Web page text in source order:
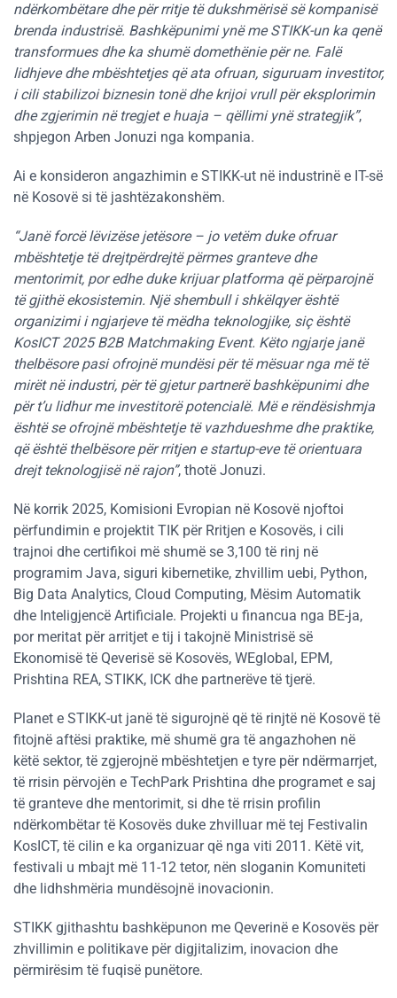
ndërkombëtare dhe për rritje të dukshmërisë së kompanisë
brenda industrisë. Bashkëpunimi ynë me STIKK-un ka qenë
transformues dhe ka shumë domethënie për ne. Falë
lidhjeve dhe mbështetjes që ata ofruan, siguruam investitor,
i cili stabilizoi biznesin tonë dhe krijoi vrull për eksplorimin
dhe zgjerimin në tregjet e huaja – qëllimi ynë strategjik”,
shpjegon Arben Jonuzi nga kompania.
Ai e konsideron angazhimin e STIKK-ut në industrinë e IT-së
në Kosovë si të jashtëzakonshëm.
“Janë forcë lëvizëse jetësore – jo vetëm duke ofruar
mbështetje të drejtpërdrejtë përmes granteve dhe
mentorimit, por edhe duke krijuar platforma që përparojnë
të gjithë ekosistemin. Një shembull i shkëlqyer është
organizimi i ngjarjeve të mëdha teknologjike, siç është
KosICT 2025 B2B Matchmaking Event. Këto ngjarje janë
thelbësore pasi ofrojnë mundësi për të mësuar nga më të
mirët në industri, për të gjetur partnerë bashkëpunimi dhe
për t’u lidhur me investitorë potencialë. Më e rëndësishmja
është se ofrojnë mbështetje të vazhdueshme dhe praktike,
që është thelbësore për rritjen e startup-eve të orientuara
drejt teknologjisë në rajon”, thotë Jonuzi.
Në korrik 2025, Komisioni Evropian në Kosovë njoftoi
përfundimin e projektit TIK për Rritjen e Kosovës, i cili
trajnoi dhe certifikoi më shumë se 3,100 të rinj në
programim Java, siguri kibernetike, zhvillim uebi, Python,
Big Data Analytics, Cloud Computing, Mësim Automatik
dhe Inteligjencë Artificiale. Projekti u financua nga BE-ja,
por meritat për arritjet e tij i takojnë Ministrisë së
Ekonomisë të Qeverisë së Kosovës, WEglobal, EPM,
Prishtina REA, STIKK, ICK dhe partnerëve të tjerë.
Planet e STIKK-ut janë të sigurojnë që të rinjtë në Kosovë të
fitojnë aftësi praktike, më shumë gra të angazhohen në
këtë sektor, të zgjerojnë mbështetjen e tyre për ndërmarrjet,
të rrisin përvojën e TechPark Prishtina dhe programet e saj
të granteve dhe mentorimit, si dhe të rrisin profilin
ndërkombëtar të Kosovës duke zhvilluar më tej Festivalin
KosICT, të cilin e ka organizuar që nga viti 2011. Këtë vit,
festivali u mbajt më 11-12 tetor, nën sloganin Komuniteti
dhe lidhshmëria mundësojnë inovacionin.
STIKK gjithashtu bashkëpunon me Qeverinë e Kosovës për
zhvillimin e politikave për digjitalizim, inovacion dhe
përmirësim të fuqisë punëtore.